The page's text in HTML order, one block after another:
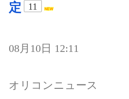
定
11
08月10日 12:11
オリコンニュース